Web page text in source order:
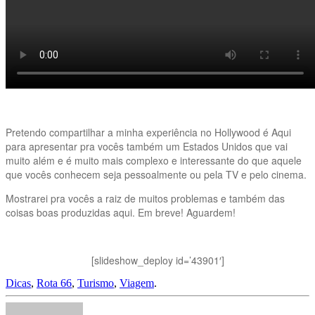
Pretendo compartilhar a minha experiência no Hollywood é Aqui
para apresentar pra vocês também um Estados Unidos que vai
muito além e é muito mais complexo e interessante do que aquele
que vocês conhecem seja pessoalmente ou pela TV e pelo cinema.
Mostrarei pra vocês a raiz de muitos problemas e também das
coisas boas produzidas aqui. Em breve! Aguardem!
[slideshow_deploy id=’43901′]
Dicas, Rota 66, Turismo, Viagem.